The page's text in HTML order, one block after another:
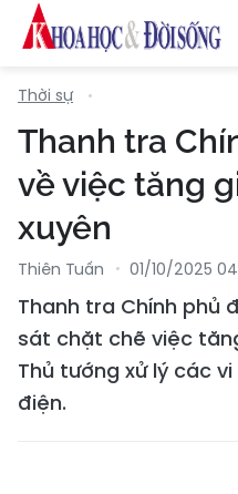
Thời sự
Thanh tra
về việc tăng
xuyên
Thiên Tuấn 01/10/2025
Thanh tra Chính phủ
sát chặt chẽ việc
Thủ tướng xử lý các
điện.